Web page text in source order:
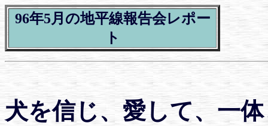
96年5月の地平線報告会レポー
ト
犬を信じ、愛して、一